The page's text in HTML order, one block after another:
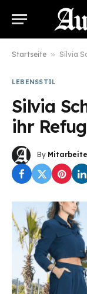
Startseite » Silvia
LEBENSSTIL
Silvia
ihr
By